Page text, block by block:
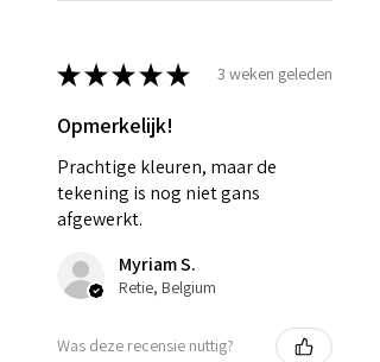
★★★★★ 3 weken geleden
Opmerkelijk!
Prachtige kleuren, maar de
tekening is nog niet gans
afgewerkt.
Myriam S.
Retie, Belgium
Was deze recensie nuttig?